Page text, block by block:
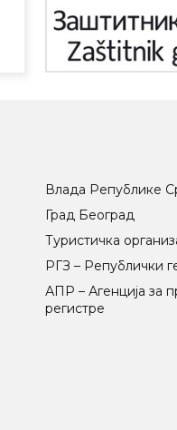
Влада Републике
Град Београд
Туристичка
РГЗ – Републички
АПР – Агенција за
регистре